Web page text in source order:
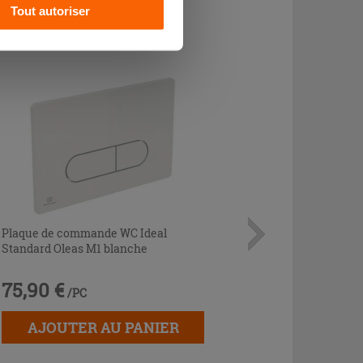
Tout autoriser
Plaque de commande WC Ideal
Standard Oleas M1 blanche
75,90 € /PC
AJOUTER AU PANIER